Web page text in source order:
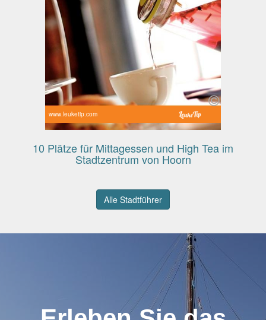
www.leuketip.com
10 Plätze für Mittagessen und High Tea im
Stadtzentrum von Hoorn
Alle Stadtführer